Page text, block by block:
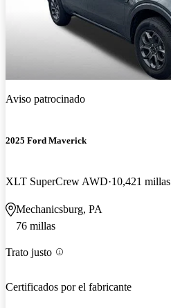
Aviso patrocinado
2025 Ford Maverick
XLT SuperCrew AWD 10,421 millas
Mechanicsburg, PA
76 millas
Trato justo
Certificados por el fabricante